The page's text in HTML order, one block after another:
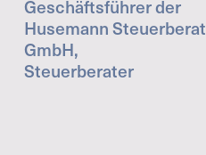
Geschäftsführer der
Husemann
GmbH,
Steuerberater